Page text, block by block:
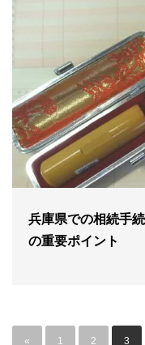
兵庫県での相続手
の重要ポイント
« 1 2 3